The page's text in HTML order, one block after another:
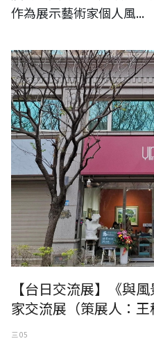
作為展示藝術家個人風...
【展覽申請】《與風景對話》-台
廊）
【台日交流展】《與
家交流展（策展人：王
三 05